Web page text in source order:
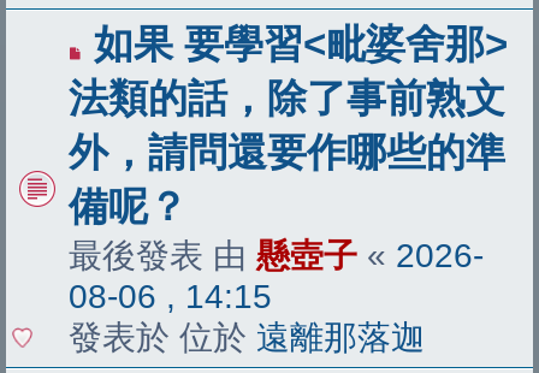
有
新
文
章
如果 要學習<毗婆舍那>
法類的話，除了事前熟文
外，請問還要作哪些的準
備呢？
最後發表 由 懸壺子 « 2026-
08-06 , 14:15
發表於 位於 遠離那落迦